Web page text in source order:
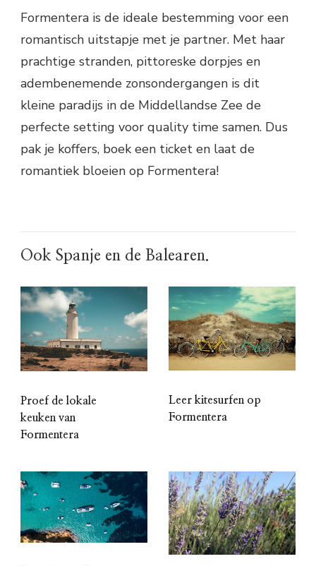
Formentera is de ideale bestemming voor een
romantisch uitstapje met je partner. Met haar
prachtige stranden, pittoreske dorpjes en
adembenemende zonsondergangen is dit
kleine paradijs in de Middellandse Zee de
perfecte setting voor quality time samen. Dus
pak je koffers, boek een ticket en laat de
romantiek bloeien op Formentera!
Ook Spanje en de Balearen.
Proef de lokale
keuken van
Formentera
Leer kitesurfen op
Formentera